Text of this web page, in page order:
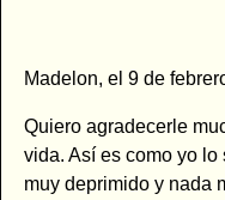
Madelon, el 9 de
Quiero agradecerle
vida. Así es como yo
muy deprimido y nada